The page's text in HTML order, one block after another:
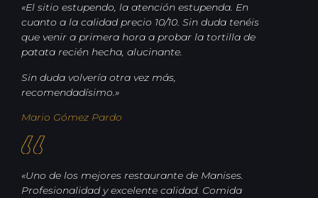
«El sitio estupendo, la atención estupenda. En
cuanto a la calidad precio 10/10. Sin duda tenéis
que venir a primera hora a probar la tortilla de
patata recién hecha, alucinante.
Sin duda volvería otra vez más,
recomendadísimo.»
Mario Gómez Pardo
«Uno de los mejores restaurante de Manises.
Profesionalidad y excelente calidad. Comida